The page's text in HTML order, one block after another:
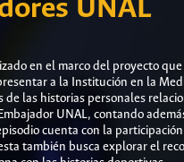
UNAL
en el marco del proyecto
a la Institución en la
de las historias personales
UNAL, contando
cuenta con la
también busca explorar el